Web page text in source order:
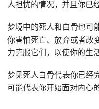
人担忧的情况，并且你已
梦境中的死人和白骨也可
你害怕死亡、放弃或者改
力克服它们，以使你的生
梦见死人白骨代表你已经
可能代表你开始面对内心